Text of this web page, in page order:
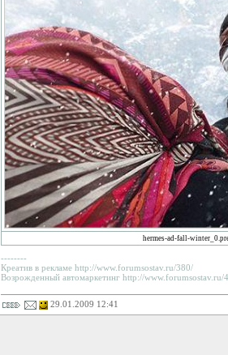
hermes-ad-fall-
--------
Креатив в рекламе http://www.forumsostav.ru/380/
Возрожденный автомаркетинг http://www.forumsostav.ru/
29.01.2009 12:41